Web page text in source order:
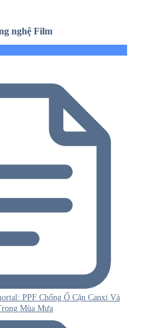
nghệ Film
PPF Chống Ố Cặn Canxi Và
Mùa Mưa